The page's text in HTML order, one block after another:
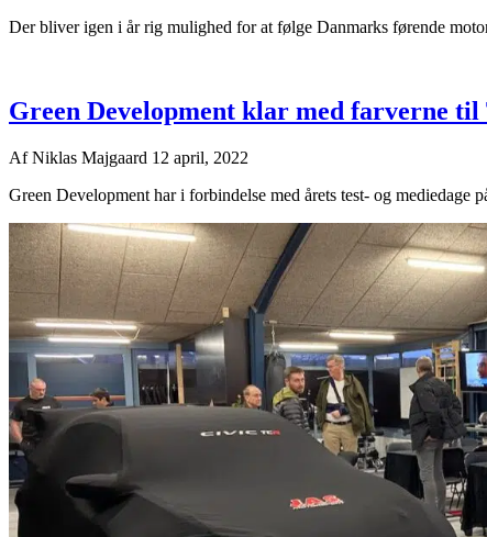
Der bliver igen i år rig mulighed for at følge Danmarks førende
Green Development klar med farverne
AfNiklas Majgaard 12 april, 2022
Green Development har i forbindelse med årets test- og mediedage